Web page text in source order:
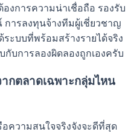
องการความน่าเชื่อถือ รองรับ
การลงทุนจ้างทีมผู้เชี่ยวชาญ
ะบบที่พร้อมสร้างรายได้จริง
กับการลองผิดลองถูกเองครับ
กตลาดเฉพาะกลุ่มไหน
ความสนใจจริงจังจะดีที่สุด